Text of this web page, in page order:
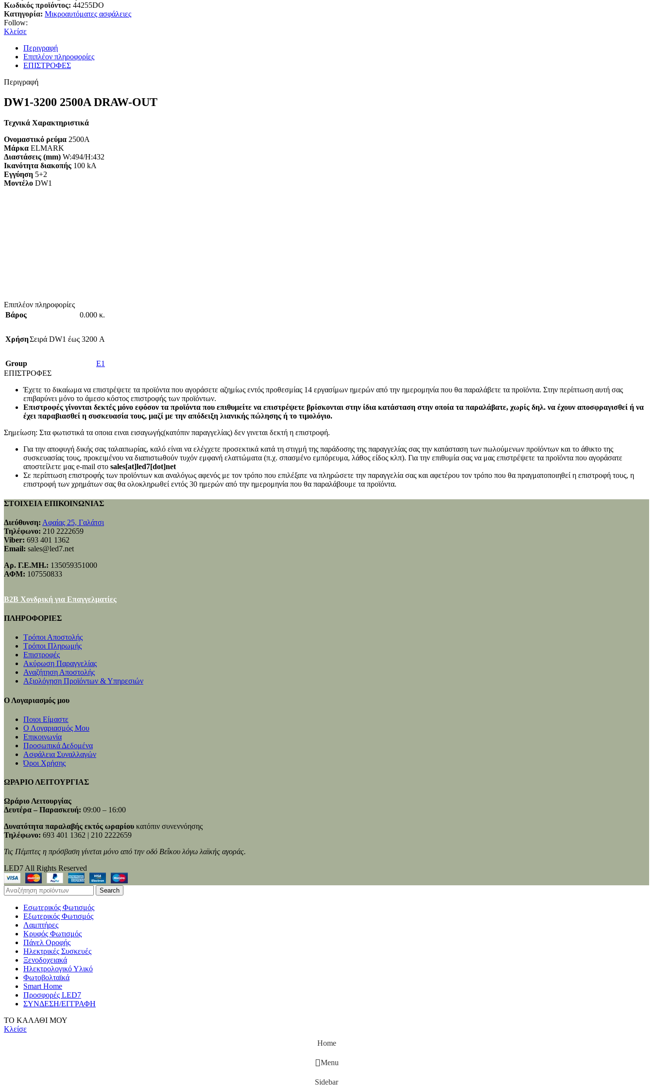
Κωδικός προϊόντος: 44255DO
Κατηγορία: Μικροαυτόματες ασφάλειες
Follow:
Κλείσε
Περιγραφή
Επιπλέον πληροφορίες
ΕΠΙΣΤΡΟΦΕΣ
Περιγραφή
DW1-3200 2500A DRAW-OUT
Τεχνικά Χαρακτηριστικά
Ονομαστικό ρεύμα 2500A
Μάρκα ELMARK
Διαστάσεις (mm) W:494/H:432
Ικανότητα διακοπής 100 kA
Εγγύηση 5+2
Mοντέλο DW1
Επιπλέον πληροφορίες
Βάρος
0.000 κ.
ΧρήσηΣειρά DW1 έως 3200 А
Group
E1
ΕΠΙΣΤΡΟΦΕΣ
Έχετε το δικαίωμα να επιστρέψετε τα προϊόντα που αγοράσετε αζημίως εντός προθεσμίας 14 εργασίμων ημερών από την ημερομηνία που θα παραλάβετε τα προϊόντα. Στην περίπτωση αυτή σας
επιβαρύνει μόνο το άμεσο κόστος επιστροφής των προϊόντων.
Επιστροφές γίνονται δεκτές μόνο εφόσον τα προϊόντα που επιθυμείτε να επιστρέψετε βρίσκονται στην ίδια κατάσταση στην οποία τα παραλάβατε, χωρίς δηλ. να έχουν αποσφραγισθεί ή να
έχει παραβιασθεί η συσκευασία τους, μαζί με την απόδειξη λιανικής πώλησης ή το τιμολόγιο.
Σημείωση: Στα φωτιστικά τα οποια ειναι εισαγωγής(κατόπιν παραγγελίας) δεν γινεται δεκτή η επιστροφή.
Για την αποφυγή δικής σας ταλαιπωρίας, καλό είναι να ελέγχετε προσεκτικά κατά τη στιγμή της παράδοσης της παραγγελίας σας την κατάσταση των πωλούμενων προϊόντων και το άθικτο της
συσκευασίας τους, προκειμένου να διαπιστωθούν τυχόν εμφανή ελαττώματα (π.χ. σπασμένο εμπόρευμα, λάθος είδος κλπ). Για την επιθυμία σας να μας επιστρέψετε τα προϊόντα που αγοράσατε
αποστείλετε μας e-mail στο sales[at]led7[dot]net
Σε περίπτωση επιστροφής των προϊόντων και αναλόγως αφενός με τον τρόπο που επιλέξατε να πληρώσετε την παραγγελία σας και αφετέρου τον τρόπο που θα πραγματοποιηθεί η επιστροφή τους, η
επιστροφή των χρημάτων σας θα ολοκληρωθεί εντός 30 ημερών από την ημερομηνία που θα παραλάβουμε τα προϊόντα.
ΣΤΟΙΧΕΙΑ ΕΠΙΚΟΙΝΩΝΙΑΣ
Διεύθυνση: Αφαίας 25, Γαλάτσι
Τηλέφωνο: 210 2222659
Viber: 693 401 1362
Email: sales@led7.net
Αρ. Γ.Ε.ΜΗ.: 135059351000
ΑΦΜ: 107550833
B2B Χονδρική για Επαγγελματίες
ΠΛΗΡΟΦΟΡΙΕΣ
Τρόποι Αποστολής
Τρόποι Πληρωμής
Επιστροφές
Ακύρωση Παραγγελίας
Αναζήτηση Αποστολής
Αξιολόγηση Προϊόντων & Υπηρεσιών
Ο Λογαριασμός μου
Ποιοι Είμαστε
Ο Λογαριασμός Μου
Επικοινωνία
Προσωπικά Δεδομένα
Ασφάλεια Συναλλαγών
Όροι Χρήσης
ΩΡΑΡΙΟ ΛΕΙΤΟΥΡΓΙΑΣ
Ωράριο Λειτουργίας
Δευτέρα – Παρασκευή: 09:00 – 16:00
Δυνατότητα παραλαβής εκτός ωραρίου κατόπιν συνεννόησης
Τηλέφωνο: 693 401 1362 | 210 2222659
Τις Πέμπτες η πρόσβαση γίνεται μόνο από την οδό Βεΐκου λόγω λαϊκής αγοράς.
LED7 All Rights Reserved
Search
Εσωτερικός Φωτισμός
Εξωτερικός Φωτισμός
Λαμπτήρες
Κρυφός Φωτισμός
Πάνελ Οροφής
Ηλεκτρικές Συσκευές
Ξενοδοχειακά
Ηλεκτρολογικό Υλικό
Φωτοβολταϊκά
Smart Home
Προσφορές LED7
ΣΥΝΔΕΣΗ/ΕΓΓΡΑΦΗ
ΤΟ ΚΑΛΑΘΙ ΜΟΥ
Κλείσε
Home
Menu
Sidebar